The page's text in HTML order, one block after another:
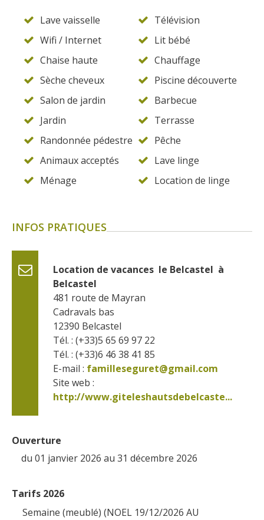
Lave vaisselle
Télévision
Wifi / Internet
Lit bébé
Chaise haute
Chauffage
Sèche cheveux
Piscine découverte
Salon de jardin
Barbecue
Jardin
Terrasse
Randonnée pédestre
Pêche
Animaux acceptés
Lave linge
Ménage
Location de linge
INFOS PRATIQUES
Location de vacances  le Belcastel  à
Belcastel
481 route de Mayran
Cadravals bas
12390 Belcastel
Tél. : (+33)5 65 69 97 22
Tél. : (+33)6 46 38 41 85
E-mail : familleseguret@gmail.com
http://www.giteleshautsdebelcaste...
Ouverture
du 01 janvier 2026 au 31 décembre 2026
Tarifs 2026
Semaine (meublé) (NOEL 19/12/2026 AU